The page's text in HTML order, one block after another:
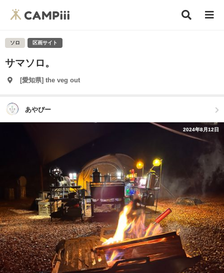
ソロ 区画サイト
サマソロ。
[愛知県] the veg out
あやぴー
2024年8月12日